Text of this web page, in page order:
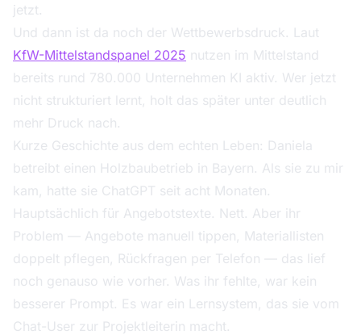
jetzt.
Und dann ist da noch der Wettbewerbsdruck. Laut
KfW-Mittelstandspanel 2025 nutzen im Mittelstand
bereits rund 780.000 Unternehmen KI aktiv. Wer jetzt
nicht strukturiert lernt, holt das später unter deutlich
mehr Druck nach.
Kurze Geschichte aus dem echten Leben: Daniela
betreibt einen Holzbaubetrieb in Bayern. Als sie zu mir
kam, hatte sie ChatGPT seit acht Monaten.
Hauptsächlich für Angebotstexte. Nett. Aber ihr
Problem — Angebote manuell tippen, Materiallisten
doppelt pflegen, Rückfragen per Telefon — das lief
noch genauso wie vorher. Was ihr fehlte, war kein
besserer Prompt. Es war ein Lernsystem, das sie vom
Chat-User zur Projektleiterin macht.